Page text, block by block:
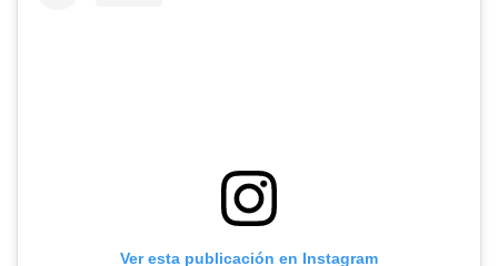
Ver esta publicación en Instagram